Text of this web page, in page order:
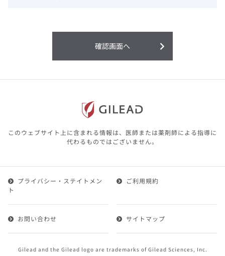
利用することまたは利用できなかったことよ
り生じる損害については一切の責任を負いか
含む）の情報は、その製品またはその製品の
本サイト内の情報は、医師その他医療関係者
が行なうべきアドバイスやサービスを提供す
るものではありません。本サイトに表示され
ている情報は、決して、医師その他医療関係
1.会員とは、医療関係者の方で、本サービスの利用規約
ービスに登録を申し込みギリアドがこれを承認した方を
いいます。
けることができます。
確認画面へ
このウェブサイト上に含まれる情報は、医師または薬剤師による指導に
代わるものではございません。
Gilead and the Gilead logo are trademarks of Gilead Sciences, Inc.
プライバシー・ステイトメン
ト
ご利用規約
お問い合わせ サイトマップ